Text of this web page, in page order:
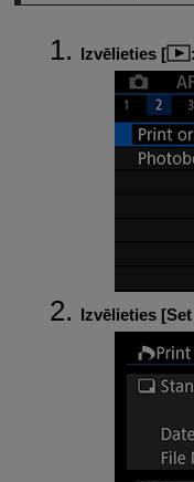
Izvēlieties [ :
Izvēlieties [